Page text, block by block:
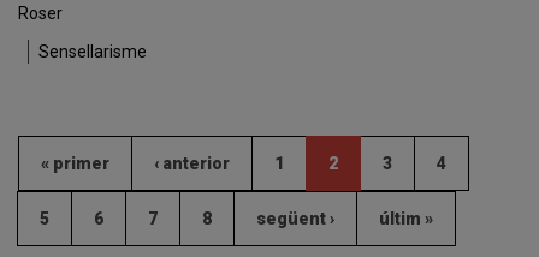
Roser
Sensellarisme
« primer ‹ anterior 1 2 3 4
5 6 7 8 següent › últim »